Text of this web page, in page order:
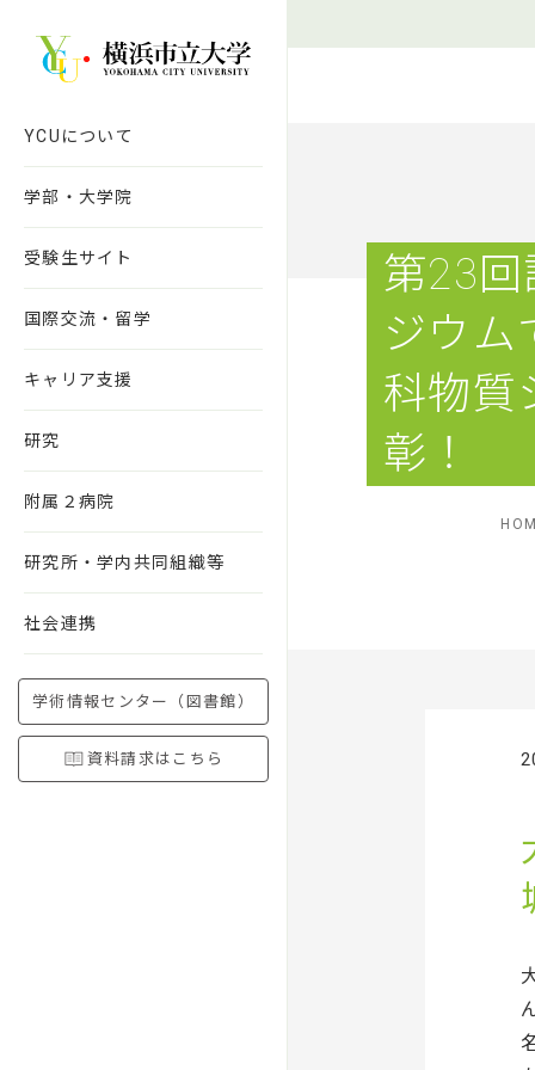
YCUについて
学部・大学院
受験生サイト
国際交流・留学
キャリア支援
研究
附属２病院
研究所・学内共同組織等
社会連携
学術情報センター（図書館）
資料請求はこちら
第23
ジウム
科物質
彰！